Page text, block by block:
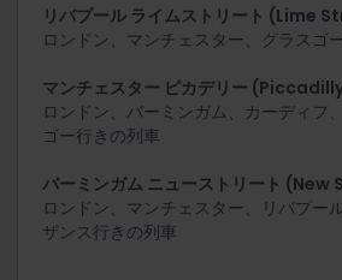
リバプール ライムストリート (Lime
ロンドン、マンチェスター、グラスゴ
マンチェスター ピカデリー
ロンドン、バーミンガム、カーディフ
ゴー行きの列車
バーミンガム ニューストリート
ロンドン、マンチェスター、リバプー
ザンス行きの列車